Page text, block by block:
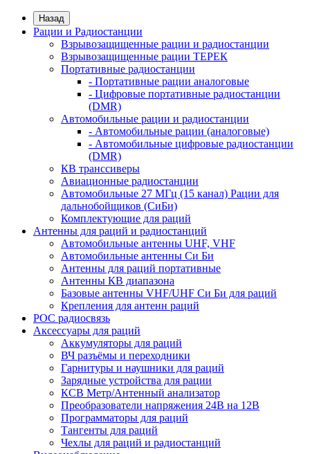
Назад
Рации и Радиостанции
Взрывозащищенные рации и радиостанции
Взрывозащищенные рации ТЕРЕК
Портативные радиостанции
- Портативные рации аналоговые
- Цифровые портативные радиостанции
(DMR)
Автомобильные рации и радиостанции
- Автомобильные рации (аналоговые)
- Автомобильные цифровые радиостанции
(DMR)
КВ транссиверы
Авиационные радиостанции
Автомобильные 27 МГц (15 канал) Рации для
дальнобойщиков (СиБи)
Комплектующие для раций
Антенны для раций и радиостанций
Автомобильные антенны UHF, VHF
Автомобильные антенны Си Би
Антенны для раций портативные
Антенны КВ диапазона
Базовые антенны VHF/UHF Си Би для раций
Крепления для антенн раций
POC радиосвязь
Аксессуары для раций
Аккумуляторы для раций
ВЧ разъёмы и переходники
Гарнитуры и наушники для раций
Зарядные устройства для рации
КСВ Метр/Антенный анализатор
Преобразователи напряжения 24В на 12В
Программаторы для раций
Тангенты для раций
Чехлы для раций и радиостанций